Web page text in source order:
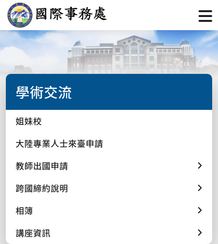
學術交流
姐妹校
大陸專業人士來臺申請
教師出國申請
跨國締約說明
相簿
講座資訊